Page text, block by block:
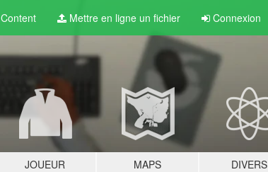
Content Mettre en ligne un fichier Connexion
JOUEUR MAPS DIVERS